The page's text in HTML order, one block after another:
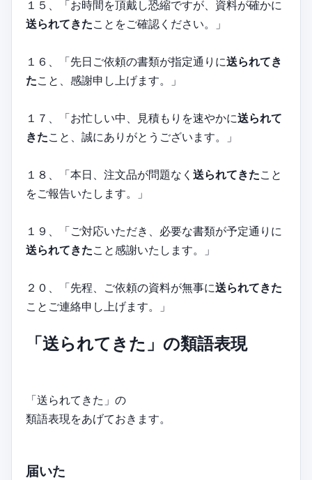
１５、「お時間を頂戴し恐縮ですが、資料が確かに
送られてきたことをご確認ください。」
１６、「先日ご依頼の書類が指定通りに送られてき
たこと、感謝申し上げます。」
１７、「お忙しい中、見積もりを速やかに送られて
きたこと、誠にありがとうございます。」
１８、「本日、注文品が問題なく 送られてきたこと
をご報告いたします。」
１９、「ご対応いただき、必要な書類が予定通りに
送られてきたこと感謝いたします。」
２０、「先程、ご依頼の資料が無事に送られてきた
ことご連絡申し上げます。」
「送られてきた」の類語表現
「送られてきた」の
類語表現をあげておきます。
届いた